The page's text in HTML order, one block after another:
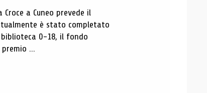
a Cuneo prevede il
è stato completato
0-18, il fondo
...